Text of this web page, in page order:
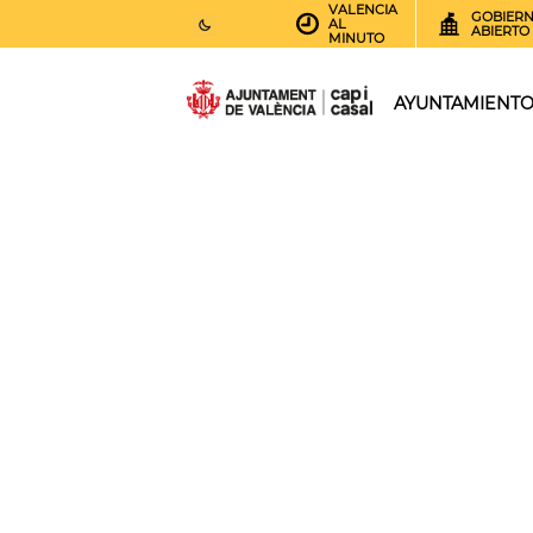
AEMET.GRADOS
VALENCIA
AL
MINUTO
ABIERTO